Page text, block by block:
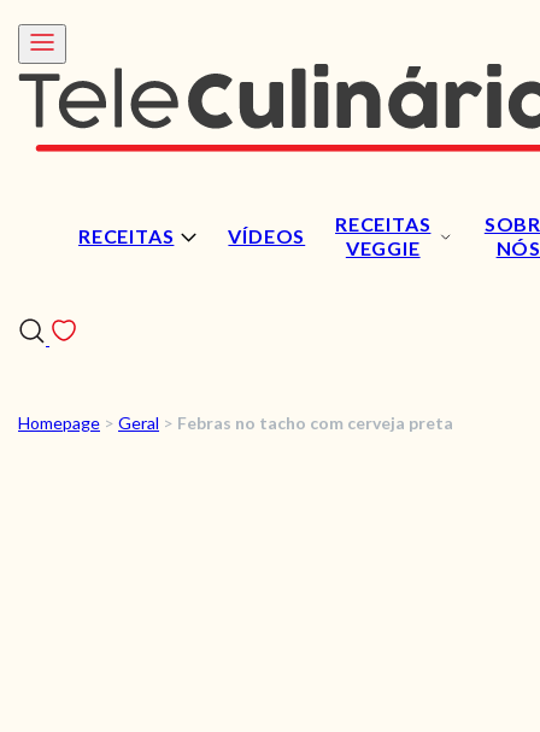
RECEITAS VÍDEOS
RECEITAS
VEGGIE
NÓS
RECEITAS
Homepage > Geral > Febras no tacho com cerveja preta